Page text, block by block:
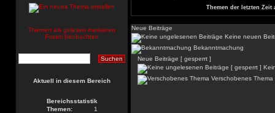
Themen als gelesen markieren
Forum beobachten
Aktuell in diesem Bereich
Bereichsstatistik
Themen:
1
Themen der letzten Zeit
Neue Beiträge
Keine neuen
Bekanntmachung
Neue Beiträge [ gesperrt ]
Verschobenes Thema